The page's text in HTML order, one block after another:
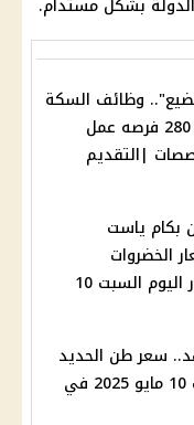
وظائف السكة
الحديد 2025 تصل الى 280 فرصه عمل
|التقديم
بكام ياست
الخضروات
والفاكهة بسوق العبور اليوم السبت 10
سعر طن الحديد
والأسمنت اليوم السبت 10 مايو 2025 في